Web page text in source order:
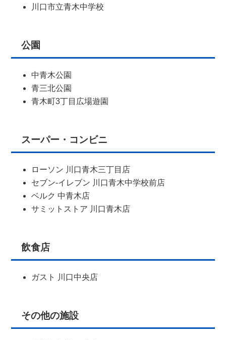
川口市立青木中学校
公園
中青木公園
青三北公園
青木町3丁目広場遊園
スーパー・コンビニ
ローソン 川口青木三丁目店
セブン-イレブン 川口青木中学校前店
ベルク 中青木店
サミットストア 川口青木店
飲食店
ガスト 川口中央店
その他の施設